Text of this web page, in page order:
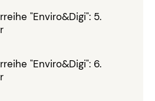
"Enviro&Digi": 5.
"Enviro&Digi": 6.